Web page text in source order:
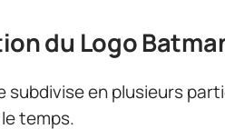
du Logo
subdivise en plusieurs
temps.